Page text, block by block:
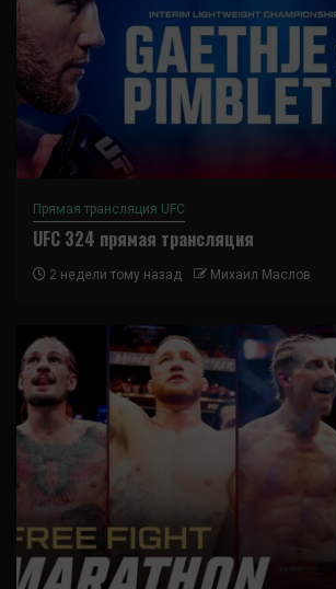
Прямая трансляция UFC
UFC 324 прямая трансляция
2 недели тому назад Михаил Маслов